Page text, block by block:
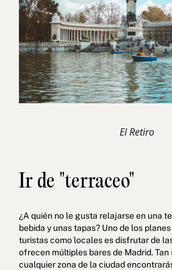
El Retiro
Ir de "terraceo"
¿A quién no le gusta relajarse en una
bebida y unas tapas? Uno de los
turistas como locales es disfrutar de
ofrecen múltiples bares de Madrid. Tan
cualquier zona de la ciudad